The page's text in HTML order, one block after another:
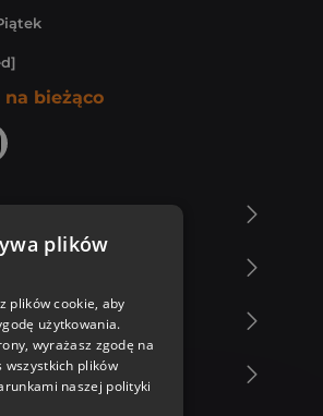
bieżąco
plików
plików cookie, aby
użytkowania.
wyrażasz zgodę na
wszystkich plików
naszej polityki